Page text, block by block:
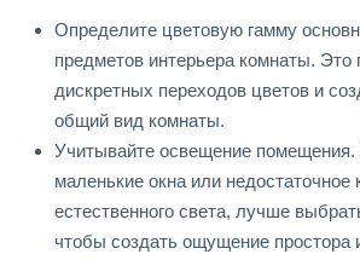
Определите цветовую гамму
предметов интерьера комнаты. Это
дискретных переходов цветов и
общий вид комнаты.
Учитывайте освещение помещения.
маленькие окна или недостаточное
естественного света, лучше
чтобы создать ощущение простора